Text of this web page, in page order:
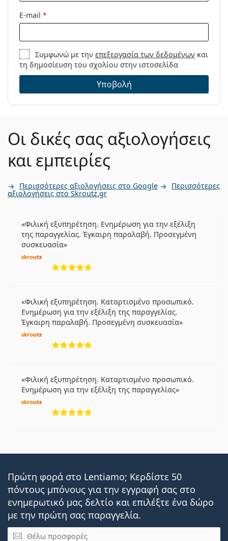
E-mail *
Συμφωνώ με τηνεπεξεργασία των δεδομένων και
τη δημοσίευση του σχολίου στην ιστοσελίδα
Υποβολή
Οι δικές σας αξιολογήσεις
και εμπειρίες
Περισσότερες αξιολογήσεις στο Google Περισσότερες
αξιολογήσεις στο Skroutz.gr
Φιλική εξυπηρέτηση. Ενημέρωση για την εξέλιξη
της παραγγελίας. Έγκαιρη παραλαβή. Προσεγμένη
συσκευασία
Φιλική εξυπηρέτηση. Καταρτισμένο προσωπικό.
Ενημέρωση για την εξέλιξη της παραγγελίας.
Έγκαιρη παραλαβή. Προσεγμένη συσκευασία
Φιλική εξυπηρέτηση. Καταρτισμένο προσωπικό.
Ενημέρωση για την εξέλιξη της παραγγελίας
Πρώτη φορά στο Lentiamo; Κερδίστε 50
πόντους μπόνους για την εγγραφή σας στο
ενημερωτικό μας δελτίο και επιλέξτε ένα δώρο
με την πρώτη σας παραγγελία.
Email